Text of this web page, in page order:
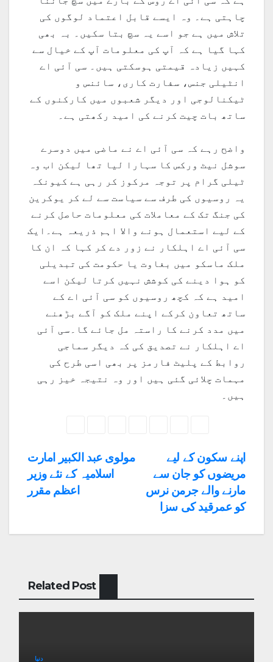
چاہتی ہے۔ وہ ایسے قابل اعتماد لوگوں کی
تلاش میں ہے جو اسے یہ سچ بتا سکیں۔ بہ بھی
کہا گیا ہے کہ آپ کی معلومات آپ کے خیال سے
کہیں زیادہ قیمتی ہوسکتی ہیں۔ سی آئی اے
انٹیلی جنس، سفارت کاری، سائنس و
ٹیکنالوجی اور دیگر شعبوں میں کارکنوں کے
ساتھ بات چیت کرنے کی امید رکھتی ہے۔
واضح رہے کہ سی آئی اے نے ماضی میں دوسرے
سوشل نیٹ ورکس کا سہارا لیا تھا لیکن اب وہ
ٹیلی گرام پر توجہ مرکوز کر رہی ہے کیونکہ
یہ روسیوں کی طرف سے سیاست سے لے کر یوکرین
کی جنگ تک کے معاملات کی معلومات حاصل کرنے
کے لیے استعمال ہونے والا اہم ذریعہ ہے۔ایک
سی آئی اے اہلکار نے زور دے کر کہا کہ ان کا
ملک ماسکو میں بغاوت یا حکومت کی تبدیلی
کو ہوا دینے کی کوشش نہیں کرتا لیکن اسے
امید ہے کہ کچھ روسیوں کو سی آئی اے کے
ساتھ تعاون کرکے اپنے ملک کو آگے بڑھنے
میں مدد کرنے کا راستہ مل جائے گا۔سی آئی
اے اہلکار نے تصدیق کی کہ دیگر سماجی
روابط کے پلیٹ فارمز پر بھی اسی طرح کی
مہمات چلائی گئی ہیں اور وہ نتیجہ خیز رہی
ہیں۔
Post
navigation
اپنے سکون کے لیے
مریضوں کو جان سے
مارنے والے جرمن نرس
کو عمرقید کی سزا
مولوی عبد الکبیر امارت
اسلامیہ کے نئے وزیر
اعظم مقرر
Related Post
دنیا